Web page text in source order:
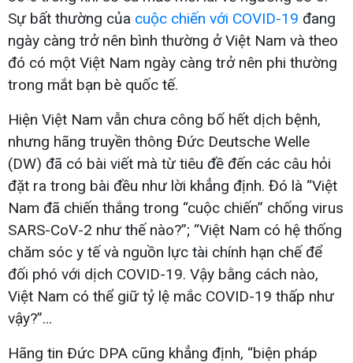
Sự bất thường của cuộc chiến với COVID-19 đang
ngày càng trở nên bình thường ở Việt Nam và theo
đó có một Việt Nam ngày càng trở nên phi thường
trong mắt bạn bè quốc tế.
Hiện Việt Nam vẫn chưa công bố hết dịch bệnh,
nhưng hãng truyền thông Đức Deutsche Welle
(DW) đã có bài viết mà từ tiêu đề đến các câu hỏi
đặt ra trong bài đều như lời khẳng định. Đó là “Việt
Nam đã chiến thắng trong “cuộc chiến” chống virus
SARS-CoV-2 như thế nào?”; “Việt Nam có hệ thống
chăm sóc y tế và nguồn lực tài chính hạn chế để
đối phó với dịch COVID-19. Vậy bằng cách nào,
Việt Nam có thể giữ tỷ lệ mắc COVID-19 thấp như
vậy?”…
Hãng tin Ðức DPA cũng khẳng định, “biện pháp